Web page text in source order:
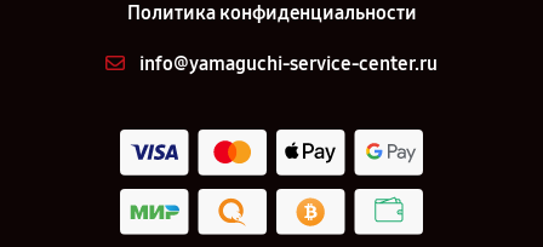
Политика конфиденциальности
info@yamaguchi-service-center.ru